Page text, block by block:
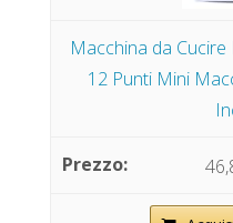
Macchina da
12 Punti Mini